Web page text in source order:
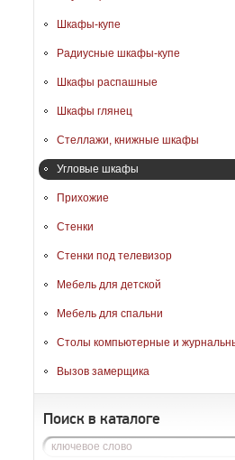
Шкафы-купе
Радиусные шкафы-купе
Шкафы распашные
Шкафы глянец
Стеллажи, книжные шкафы
Угловые шкафы
Прихожие
Стенки
Стенки под телевизор
Мебель для детской
Мебель для спальни
Столы компьютерные и
Вызов замерщика
Поиск в каталоге